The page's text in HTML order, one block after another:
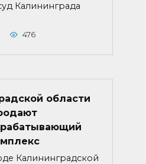
Калининграда
476
области
Калининградской